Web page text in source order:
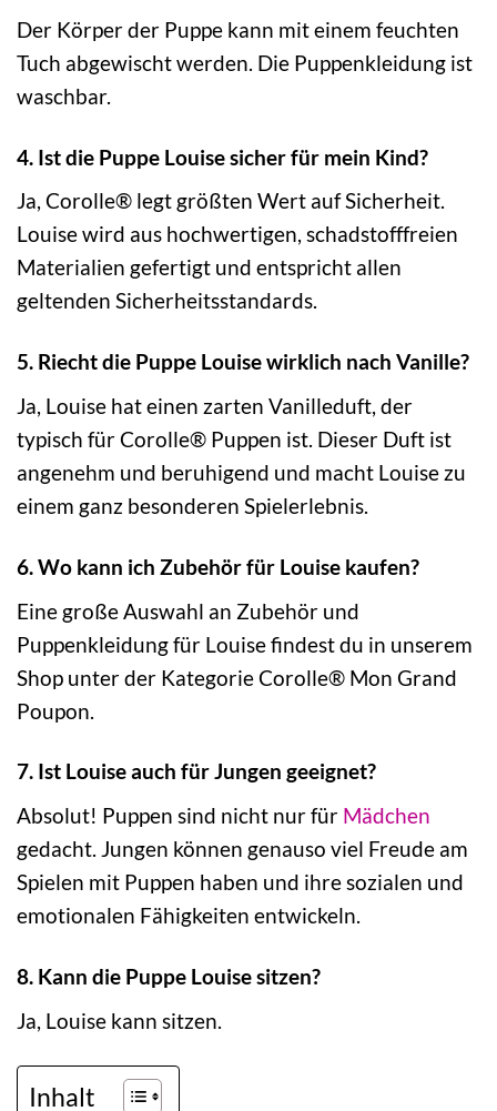
Der Körper der Puppe kann mit einem feuchten
Tuch abgewischt werden. Die Puppenkleidung ist
waschbar.
4. Ist die Puppe Louise sicher für mein Kind?
Ja, Corolle® legt größten Wert auf Sicherheit.
Louise wird aus hochwertigen, schadstofffreien
Materialien gefertigt und entspricht allen
geltenden Sicherheitsstandards.
5. Riecht die Puppe Louise wirklich nach Vanille?
Ja, Louise hat einen zarten Vanilleduft, der
typisch für Corolle® Puppen ist. Dieser Duft ist
angenehm und beruhigend und macht Louise zu
einem ganz besonderen Spielerlebnis.
6. Wo kann ich Zubehör für Louise kaufen?
Eine große Auswahl an Zubehör und
Puppenkleidung für Louise findest du in unserem
Shop unter der Kategorie Corolle® Mon Grand
Poupon.
7. Ist Louise auch für Jungen geeignet?
Absolut! Puppen sind nicht nur für Mädchen
gedacht. Jungen können genauso viel Freude am
Spielen mit Puppen haben und ihre sozialen und
emotionalen Fähigkeiten entwickeln.
8. Kann die Puppe Louise sitzen?
Ja, Louise kann sitzen.
Inhalt